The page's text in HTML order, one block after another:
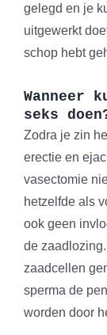
gelegd en je
uitgewerkt
schop hebt
Wanneer
seks
Zodra je zin
erectie en
vasectomie
hetzelfde als
ook geen
de
zaadcellen
sperma de
worden door